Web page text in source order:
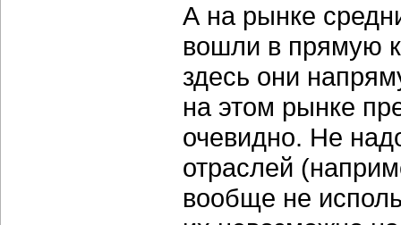
А на рынке
вошли в прямую
здесь они
на этом рынке
очевидно. Не
отраслей
вообще не